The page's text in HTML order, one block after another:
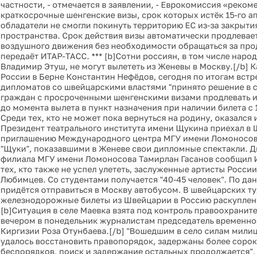
частности, - отмечается в заявлении, - Еврокомиссия
краткосрочные шенгенские визы, срок которых истёк 15-го
обладатели не смогли покинуть территорию ЕС из-за
пространства. Срок действия визы автоматически
воздушного движения без необходимости обращаться за
передаёт ИТАР-ТАСС. *** [b]Сотни россиян, в том числе
Владимир Этуш, не могут вылететь из Женевы в Москву.[/b]
России в Берне Константин Нефёдов, сегодня по итогам
дипломатов со швейцарскими властями "принято решение в
граждан с просроченными шенгенскими визами продлевать
до момента вылета в пункт назначения при наличии билета с
Среди тех, кто не может пока вернуться на родину,
Президент театрального института имени Щукина приехал
приглашению Международного центра МГУ имени
"Щуки", показавшими в Женеве свои дипломные спектакли.
филиала МГУ имени Ломоносова Тамирлан Гасанов сообщил
тех, кто также не успел улететь, заслуженные артисты
Любимцев. Со студентами получается "40-45 человек". По
придётся отправиться в Москву автобусом. В швейцарских
железнодорожные билеты из Швейцарии в Россию
[b]Ситуация в селе Маевка взята под контроль
вечером в понедельник журналистам председатель
Киргизии Роза Отунбаева.[/b] "Вошедшим в село силам
удалось восстановить правопорядок, задержаны более
беспорядков, поиск и задержание остальных